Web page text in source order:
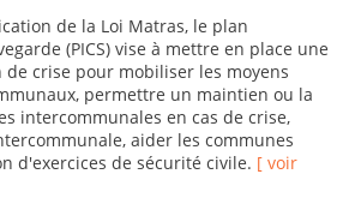
de la Loi Matras, le plan
(PICS) vise à mettre en place une
crise pour mobiliser les moyens
permettre un maintien ou la
intercommunales en cas de crise,
aider les communes
d'exercices de sécurité civile. [ voir